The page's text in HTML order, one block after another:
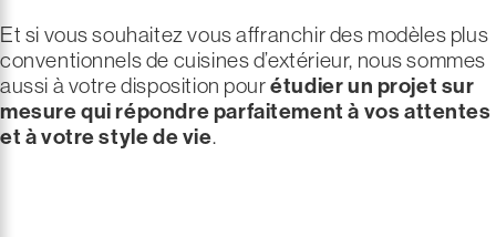
Et si vous souhaitez vous affranchir des modèles plus
conventionnels de cuisines d’extérieur, nous sommes
aussi à votre disposition pourétudier un projet sur
mesure qui répondre parfaitement à vos attentes
et à votre style de vie.